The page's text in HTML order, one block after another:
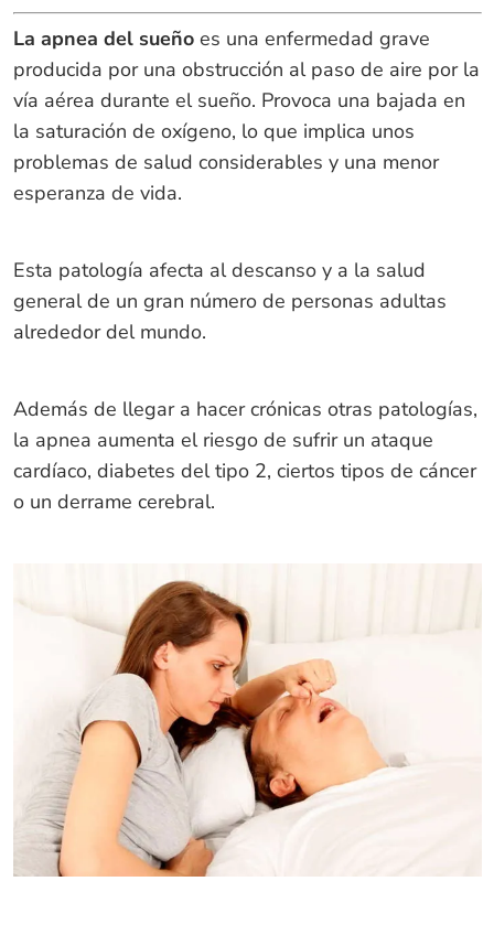
La apnea del sueño es una enfermedad grave
producida por una obstrucción al paso de aire por la
vía aérea durante el sueño. Provoca una bajada en
la saturación de oxígeno, lo que implica unos
problemas de salud considerables y una menor
esperanza de vida.
Esta patología afecta al descanso y a la salud
general de un gran número de personas adultas
alrededor del mundo.
Además de llegar a hacer crónicas otras patologías,
la apnea aumenta el riesgo de sufrir un ataque
cardíaco, diabetes del tipo 2, ciertos tipos de cáncer
o un derrame cerebral.